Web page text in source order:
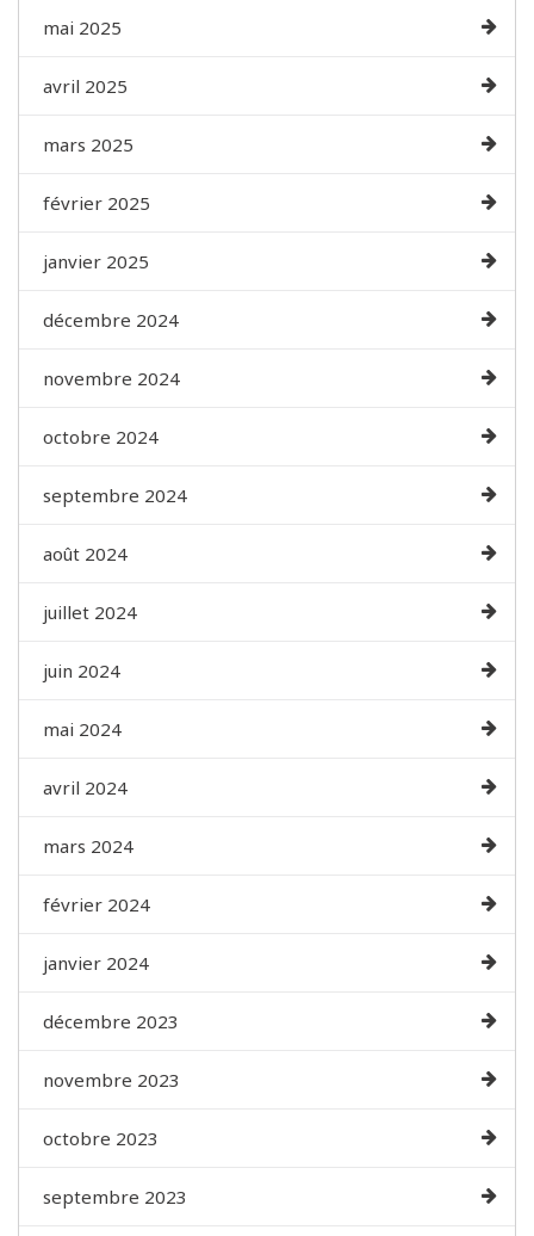
mai 2025
avril 2025
mars 2025
février 2025
janvier 2025
décembre 2024
novembre 2024
octobre 2024
septembre 2024
août 2024
juillet 2024
juin 2024
mai 2024
avril 2024
mars 2024
février 2024
janvier 2024
décembre 2023
novembre 2023
octobre 2023
septembre 2023